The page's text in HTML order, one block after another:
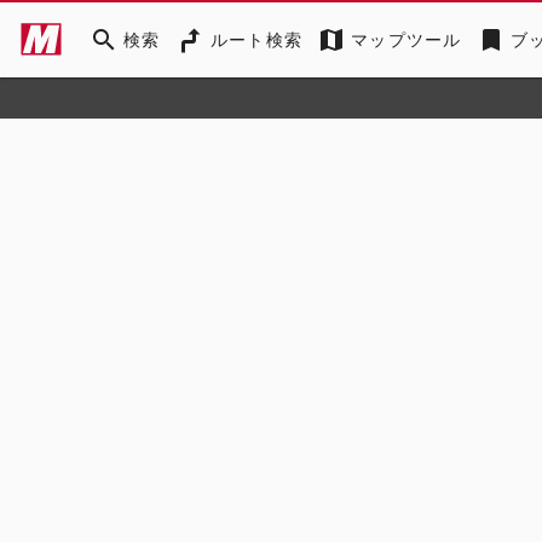
search 検索 ルート検索 map マップツール bookmark ブ